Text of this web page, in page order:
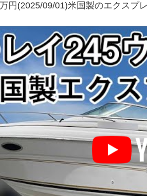
円(2025/09/01)米国製のエクスプ